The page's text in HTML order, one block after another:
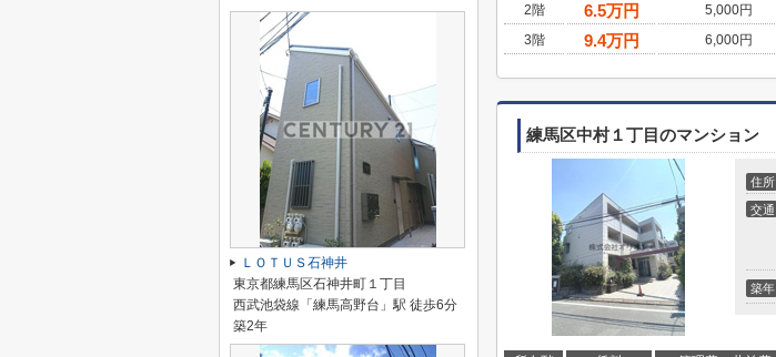
2階
6.5万円 5,000円
3階
9.4万円 6,000円
練馬区中村１丁目のマンション
住所
交通
築年
ＬＯＴＵＳ石神井
東京都練馬区石神井町１丁目
西武池袋線「練馬高野台」駅 徒歩6分
築2年